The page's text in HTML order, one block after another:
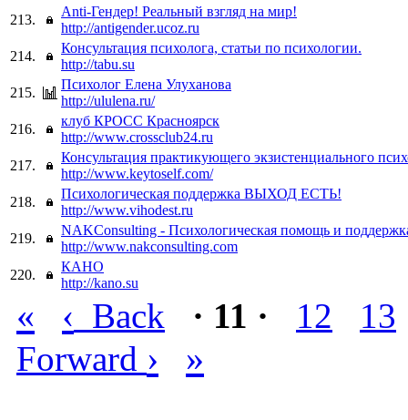
213.
Anti-Гендер! Реальный взгляд на мир!
http://antigender.ucoz.ru
214.
Консультация психолога, статьи по психологии.
http://tabu.su
215.
Психолог Елена Улуханова
http://ululena.ru/
216.
клуб КРОСС Красноярск
http://www.crossclub24.ru
217.
Консультация практикующего экзистенциального
http://www.keytoself.com/
218.
Психологическая поддержка ВЫХОД ЕСТЬ!
http://www.vihodest.ru
219.
NAKConsulting - Психологическая помощь и
http://www.nakconsulting.com
220.
КАНО
http://kano.su
« ‹ Back · 11 · 12
13
Forward › »